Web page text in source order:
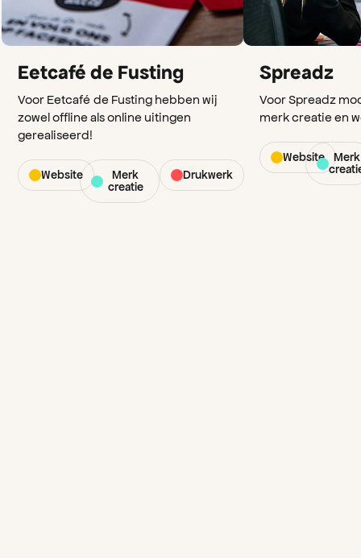
Eetcafé de Fusting
Voor Eetcafé de Fusting hebben wij
zowel offline als online uitingen
gerealiseerd!
Website
Merk
creatie
Drukwerk
Spreadz
Voor Spreadz
merk creatie en
Website Merk